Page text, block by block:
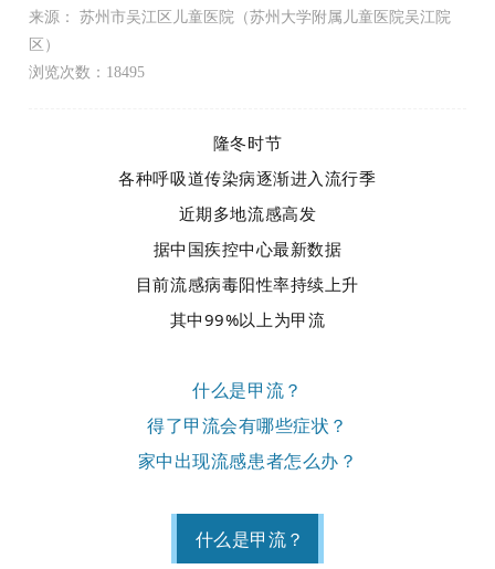
来源： 苏州市吴江区儿童医院（苏州大学附属儿童医院吴江院
区）
浏览次数：18495
隆冬时节
各种呼吸道传染病逐渐进入流行季
近期多地流感高发
据中国疾控中心最新数据
目前流感病毒阳性率持续上升
其中99%以上为甲流
什么是甲流？
得了甲流会有哪些症状？
家中出现流感患者怎么办？
什么是甲流？